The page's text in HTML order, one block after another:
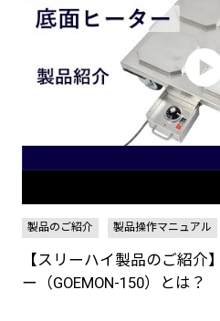
製品のご紹介 製品操作マニュアル
【スリーハイ製品のご紹介
ー（GOEMON-150）とは？